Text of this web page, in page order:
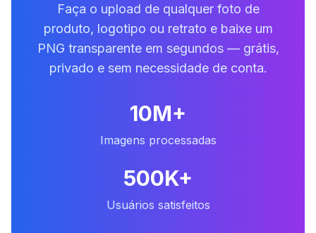
Faça o upload de qualquer foto de
produto, logotipo ou retrato e baixe um
PNG transparente em segundos — grátis,
privado e sem necessidade de conta.
10M+
Imagens processadas
500K+
Usuários satisfeitos